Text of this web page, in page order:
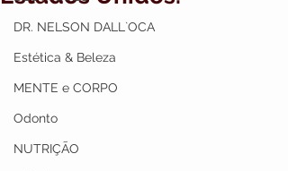
DR. NELSON DALL`OCA
Estética & Beleza
MENTE e CORPO
Odonto
NUTRIÇÃO